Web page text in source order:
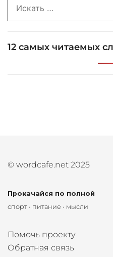
for:
12 самых читаемых
© wordcafe.net 2025
Прокачайся по полной
спорт • питание • мысли
Помочь проекту
Обратная связь